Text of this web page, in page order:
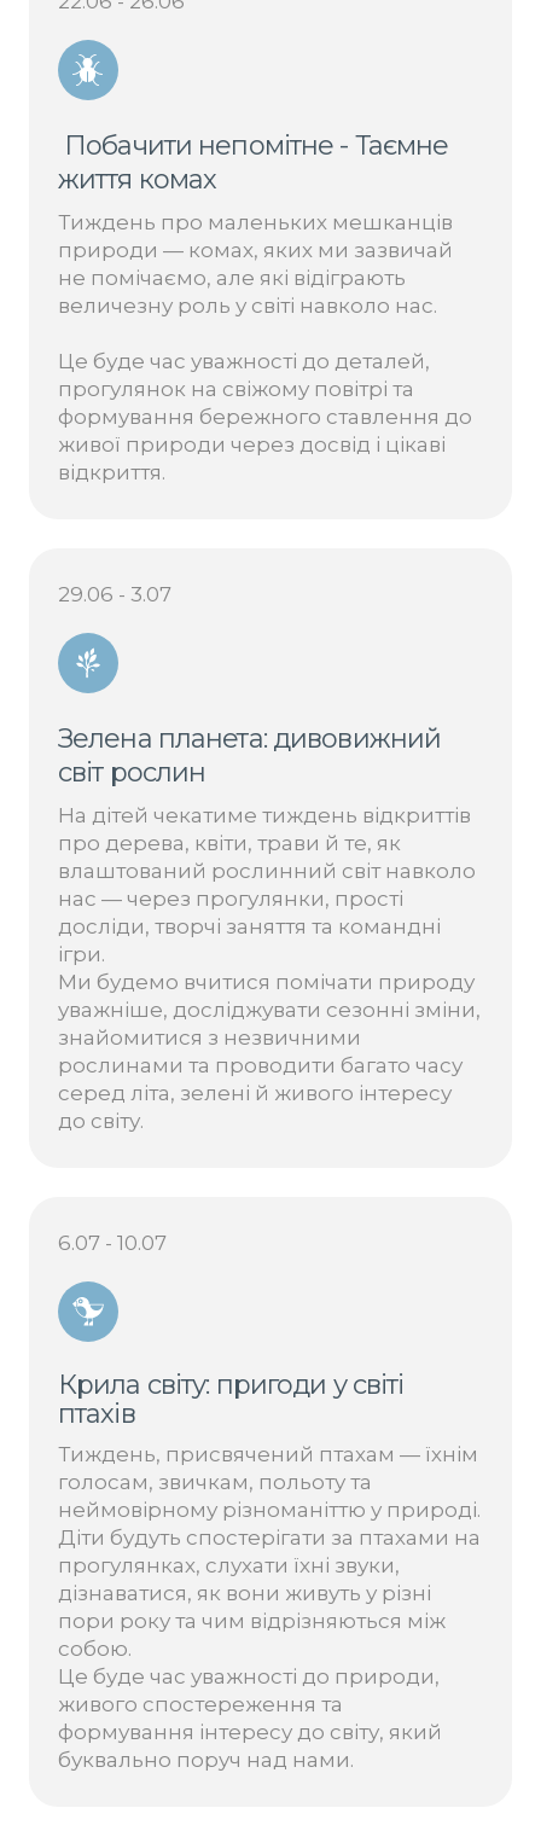
Побачити непомітне - Таємне
життя комах
Тиждень про маленьких мешканців
природи — комах, яких ми зазвичай
не помічаємо, але які відіграють
величезну роль у світі навколо нас.
Це буде час уважності до деталей,
прогулянок на свіжому повітрі та
формування бережного ставлення до
живої природи через досвід і цікаві
відкриття.
29.06 - 3.07
Зелена планета: дивовижний
світ рослин
На дітей чекатиме тиждень відкриттів
про дерева, квіти, трави й те, як
влаштований рослинний світ навколо
нас — через прогулянки, прості
досліди, творчі заняття та командні
ігри.
Ми будемо вчитися помічати природу
уважніше, досліджувати сезонні зміни,
знайомитися з незвичними
рослинами та проводити багато часу
серед літа, зелені й живого інтересу
до світу.
6.07 - 10.07
Крила світу: пригоди у світі
птахів
Тиждень, присвячений птахам — їхнім
голосам, звичкам, польоту та
неймовірному різноманіттю у природі.
Діти будуть спостерігати за птахами на
прогулянках, слухати їхні звуки,
дізнаватися, як вони живуть у різні
пори року та чим відрізняються між
собою.
Це буде час уважності до природи,
живого спостереження та
формування інтересу до світу, який
буквально поруч над нами.